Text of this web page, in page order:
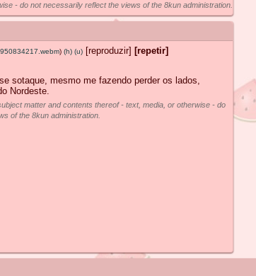
- do not necessarily reflect the views of the 8kun administration.
) (h) (u) [reproduzir] [repetir]
sotaque, mesmo me fazendo perder os lados,
Nordeste.
matter and contents thereof - text, media, or otherwise - do
of the 8kun administration.